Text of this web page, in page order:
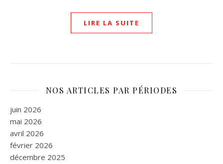
LIRE LA SUITE
NOS ARTICLES PAR PÉRIODES
juin 2026
mai 2026
avril 2026
février 2026
décembre 2025